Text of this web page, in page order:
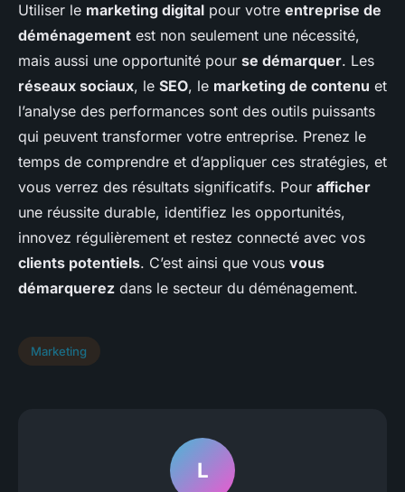
Utiliser le marketing digital pour votre entreprise de
déménagement est non seulement une nécessité,
mais aussi une opportunité pour se démarquer. Les
réseaux sociaux, le SEO, le marketing de contenu et
l’analyse des performances sont des outils puissants
qui peuvent transformer votre entreprise. Prenez le
temps de comprendre et d’appliquer ces stratégies, et
vous verrez des résultats significatifs. Pour afficher
une réussite durable, identifiez les opportunités,
innovez régulièrement et restez connecté avec vos
clients potentiels. C’est ainsi que vous vous
démarquerez dans le secteur du déménagement.
Marketing
L